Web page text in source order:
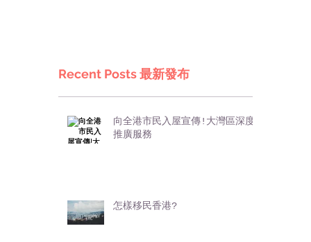
Recent Posts 最新發布
向全港市民入屋宣傳!大灣區深度
推廣服務
怎樣移民香港?